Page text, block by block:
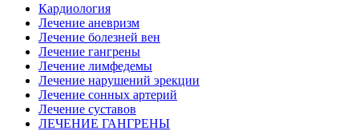
Кардиология
Лечение аневризм
Лечение болезней вен
Лечение гангрены
Лечение лимфедемы
Лечение нарушений эрекции
Лечение сонных артерий
Лечение суставов
ЛЕЧЕНИЕ ГАНГРЕНЫ